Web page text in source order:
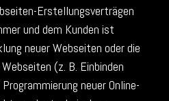
Erstellungsverträgen
und dem Kunden ist
neuer Webseiten oder die
(z. B. Einbinden
neuer Online-